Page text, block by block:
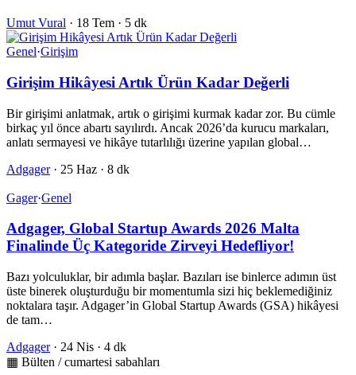
Umut Vural · 18 Tem · 5 dk
Genel·Girişim
Girişim Hikâyesi Artık Ürün Kadar Değerli
Bir girişimi anlatmak, artık o girişimi kurmak kadar zor. Bu cümle
birkaç yıl önce abartı sayılırdı. Ancak 2026’da kurucu markaları,
anlatı sermayesi ve hikâye tutarlılığı üzerine yapılan global…
Adgager · 25 Haz · 8 dk
Gager·Genel
Adgager, Global Startup Awards 2026 Malta
Finalinde Üç Kategoride Zirveyi Hedefliyor!
Bazı yolculuklar, bir adımla başlar. Bazıları ise binlerce adımın üst
üste binerek oluşturduğu bir momentumla sizi hiç beklemediğiniz
noktalara taşır. Adgager’in Global Startup Awards (GSA) hikâyesi
de tam…
Adgager · 24 Nis · 4 dk
▦ Bülten / cumartesi sabahları